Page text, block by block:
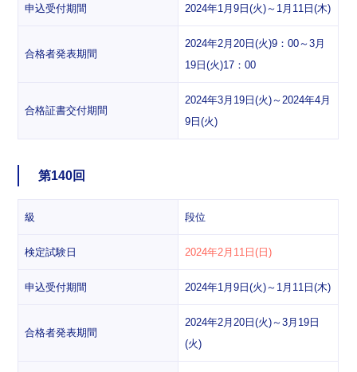
申込受付期間 2024年1月9日(火)～1月11日(木)
合格者発表期間
2024年2月20日(火)9：00～3月
19日(火)17：00
合格証書交付期間
2024年3月19日(火)～2024年4月
9日(火)
第140回
級 段位
検定試験日 2024年2月11日(日)
申込受付期間 2024年1月9日(火)～1月11日(木)
合格者発表期間
2024年2月20日(火)～3月19日
(火)